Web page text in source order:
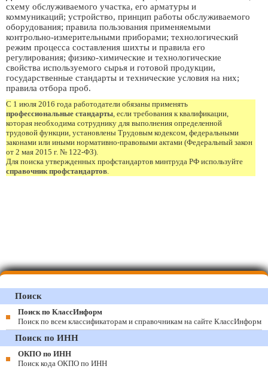
схему обслуживаемого участка, его арматуры и
коммуникаций; устройство, принцип работы обслуживаемого
оборудования; правила пользования применяемыми
контрольно-измерительными приборами; технологический
режим процесса составления шихты и правила его
регулирования; физико-химические и технологические
свойства используемого сырья и готовой продукции,
государственные стандарты и технические условия на них;
правила отбора проб.
С 1 июля 2016 года работодатели обязаны применять
профессиональные стандарты, если требования к квалификации,
которая необходима сотруднику для выполнения определенной
трудовой функции, установлены Трудовым кодексом, федеральными
законами или иными нормативно-правовыми актами (Федеральный закон
от 2 мая 2015 г. № 122-ФЗ).
Для поиска утвержденных профстандартов минтруда РФ используйте
справочник профстандартов.
Поиск
Поиск по КлассИнформ
Поиск по всем классификаторам и справочникам на сайте КлассИнформ
Поиск по ИНН
ОКПО по ИНН
Поиск кода ОКПО по ИНН